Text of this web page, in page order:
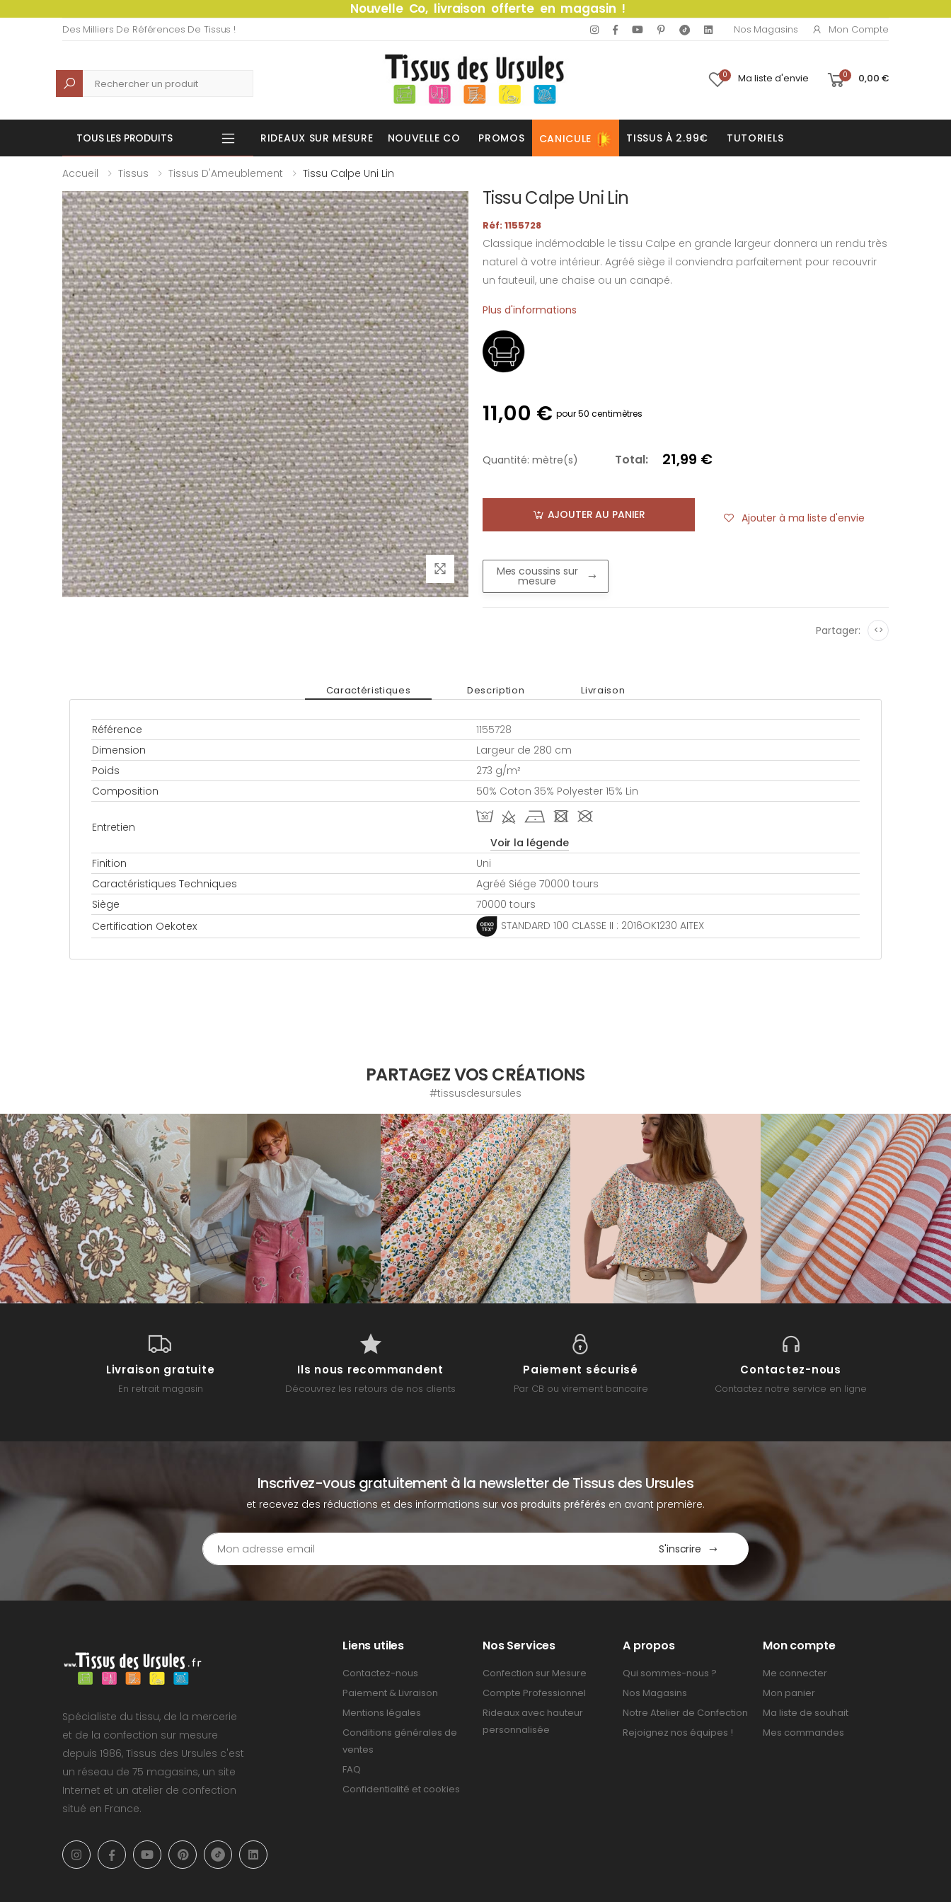
Nouvelle Co, livraison offerte en magasin !
Des Milliers De Références De Tissus ! Nos Magasins Mon Compte
Recherche 0 Ma liste d'envie 0 0,00 €
TOUS LES PRODUITS RIDEAUX SUR MESURE NOUVELLE CO PROMOS CANICULE TISSUS À 2.99€ TUTORIELS
Accueil Tissus Tissus D'Ameublement Tissu Calpe Uni Lin
Tissu Calpe Uni Lin
Réf: 1155728
Classique indémodable le tissu Calpe en grande largeur donnera un rendu très
naturel à votre intérieur. Agréé siège il conviendra parfaitement pour recouvrir
un fauteuil, une chaise ou un canapé.
Plus d'informations
11,00 € pour 50 centimètres
Quantité: mètre(s) Total: 21,99 €
AJOUTER AU PANIER Ajouter à ma liste d'envie
Mes coussins sur
mesure
Partager: <>
Caractéristiques Description Livraison
Référence
1155728
Dimension
Largeur de 280 cm
Poids
273 g/m²
Composition
50% Coton 35% Polyester 15% Lin
Entretien
T d h - #
Voir la légende
Finition
Uni
Caractéristiques Techniques
Agréé Siége 70000 tours
Siège
70000 tours
Certification Oekotex
STANDARD 100 CLASSE II : 2016OK1230 AITEX
PARTAGEZ VOS CRÉATIONS
#tissusdesursules
Livraison gratuite
En retrait magasin
Ils nous recommandent
Découvrez les retours de nos clients
Paiement sécurisé
Par CB ou virement bancaire
Contactez-nous
Contactez notre service en ligne
Inscrivez-vous gratuitement à la newsletter de Tissus des Ursules
et recevez des réductions et des informations survos produits préférés en avant première.
S'inscrire
Spécialiste du tissu, de la mercerie
et de la confection sur mesure
depuis 1986, Tissus des Ursules c'est
un réseau de 75 magasins, un site
Internet et un atelier de confection
situé en France.
Liens utiles
Contactez-nous
Paiement & Livraison
Mentions légales
Conditions générales de
ventes
FAQ
Confidentialité et cookies
Nos Services
Confection sur Mesure
Compte Professionnel
Rideaux avec hauteur
personnalisée
A propos
Qui sommes-nous ?
Nos Magasins
Notre Atelier de Confection
Rejoignez nos équipes !
Mon compte
Me connecter
Mon panier
Ma liste de souhait
Mes commandes